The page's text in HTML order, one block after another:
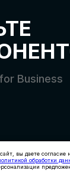
вы даете
обработки